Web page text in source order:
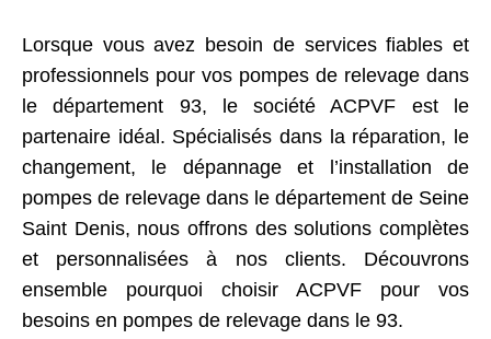
Lorsque vous avez besoin de services fiables et
professionnels pour vos pompes de relevage dans
le département 93, le société ACPVF est le
partenaire idéal. Spécialisés dans la réparation, le
changement, le dépannage et l’installation de
pompes de relevage dans le département de Seine
Saint Denis, nous offrons des solutions complètes
et personnalisées à nos clients. Découvrons
ensemble pourquoi choisir ACPVF pour vos
besoins en pompes de relevage dans le 93.